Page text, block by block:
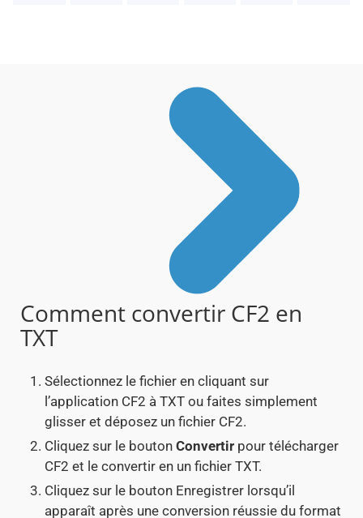
Comment convertir CF2 en
TXT
Sélectionnez le fichier en cliquant sur
l’application CF2 à TXT ou faites simplement
glisser et déposez un fichier CF2.
Cliquez sur le bouton Convertir pour télécharger
CF2 et le convertir en un fichier TXT.
Cliquez sur le bouton Enregistrer lorsqu’il
apparaît après une conversion réussie du format